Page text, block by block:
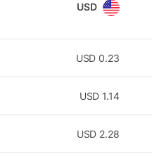
USD
0.23
USD
1.14
USD
2.28
USD